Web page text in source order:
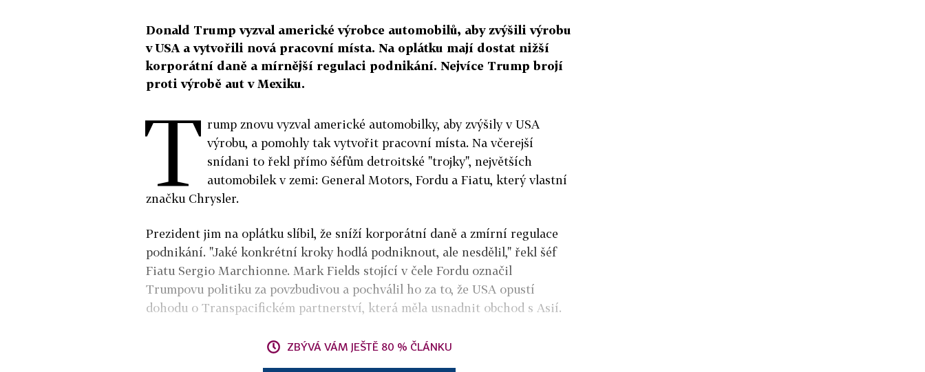
Donald Trump vyzval americké výrobce automobilů, aby zvýšili výrobu
v USA a vytvořili nová pracovní místa. Na oplátku mají dostat nižší
korporátní daně a mírnější regulaci podnikání. Nejvíce Trump brojí
proti výrobě aut v Mexiku.
T rump znovu vyzval americké automobilky, aby zvýšily v USA
výrobu, a pomohly tak vytvořit pracovní místa. Na včerejší
snídani to řekl přímo šéfům detroitské "trojky", největších
automobilek v zemi: General Motors, Fordu a Fiatu, který vlastní
značku Chrysler.
Prezident jim na oplátku slíbil, že sníží korporátní daně a zmírní regulace
podnikání. "Jaké konkrétní kroky hodlá podniknout, ale nesdělil," řekl šéf
Fiatu Sergio Marchionne. Mark Fields stojící v čele Fordu označil
Trumpovu politiku za povzbudivou a pochválil ho za to, že USA opustí
dohodu o Transpacifickém partnerství, která měla usnadnit obchod s Asií.
ZBÝVÁ VÁM JEŠTĚ 80 % ČLÁNKU